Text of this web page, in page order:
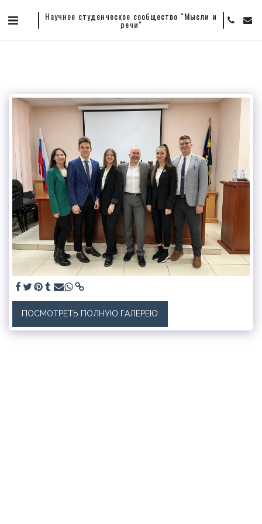
Научное студенческое сообщество "Мысли и
речи"
ПОСМОТРЕТЬ ПОЛНУЮ ГАЛЕРЕЮ